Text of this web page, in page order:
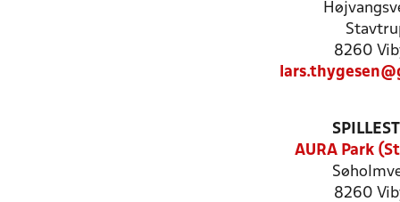
8260
AURA Park
8260